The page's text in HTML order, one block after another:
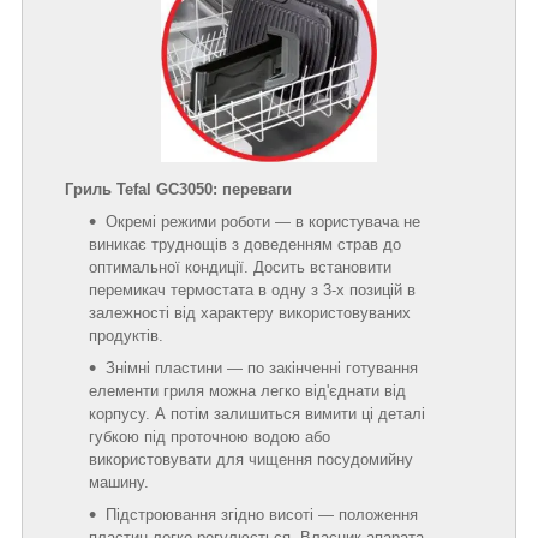
Гриль Tefal GC3050: переваги
Окремі режими роботи — в користувача не
виникає труднощів з доведенням страв до
оптимальної кондиції. Досить встановити
перемикач термостата в одну з 3-х позицій в
залежності від характеру використовуваних
продуктів.
Знімні пластини — по закінченні готування
елементи гриля можна легко від'єднати від
корпусу. А потім залишиться вимити ці деталі
губкою під проточною водою або
використовувати для чищення посудомийну
машину.
Підстроювання згідно висоті — положення